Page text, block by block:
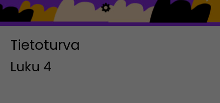
Tietoturva
Luku 4